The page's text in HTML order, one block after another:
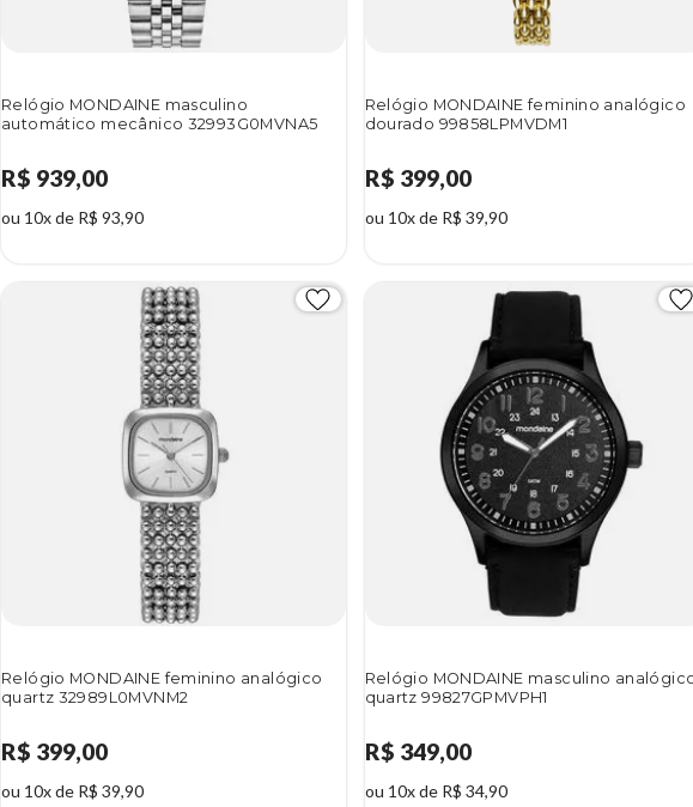
Relógio MONDAINE masculino
automático mecânico 32993G0MVNA5
R$ 939,00
ou 10x de R$ 93,90
Relógio MONDAINE feminino analógico
dourado 99858LPMVDM1
R$ 399,00
ou 10x de R$ 39,90
Relógio MONDAINE feminino analógico
quartz 32989L0MVNM2
R$ 399,00
ou 10x de R$ 39,90
Relógio MONDAINE masculino
quartz 99827GPMVPH1
R$ 349,00
ou 10x de R$ 34,90